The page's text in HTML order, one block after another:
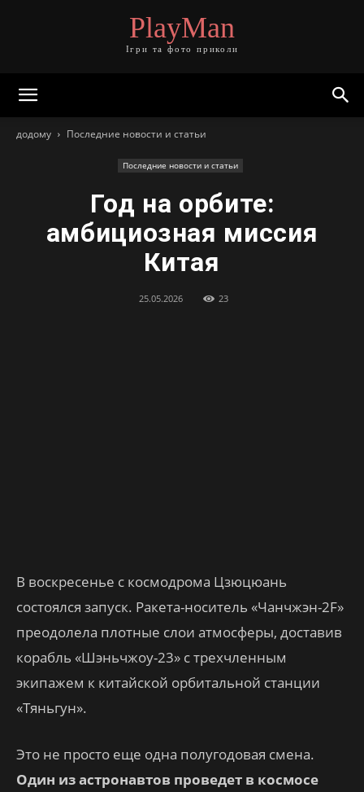
PlayMan
Ігри та фото приколи
додому Последние новости и статьи
Последние новости и статьи
Год на орбите:
амбициозная миссия
Китая
25.05.2026 23
В воскресенье с космодрома Цзюцюань
состоялся запуск. Ракета-носитель «Чанчжэн-2F»
преодолела плотные слои атмосферы, доставив
корабль «Шэньчжоу-23» с трехчленным
экипажем к китайской орбитальной станции
«Тяньгун».
Это не просто еще одна полугодовая смена.
Один из астронавтов проведет в космосе